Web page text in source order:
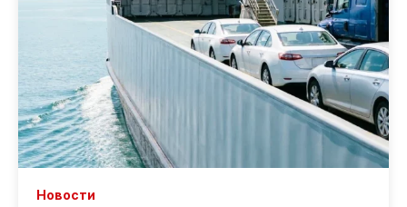
Новости